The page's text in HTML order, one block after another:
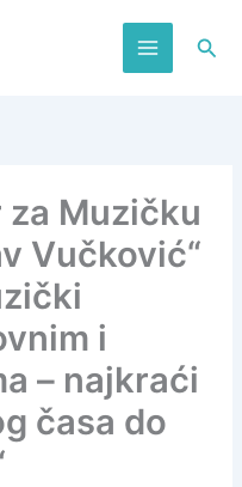
za Muzičku
Vučković“
i
– najkraći
časa do